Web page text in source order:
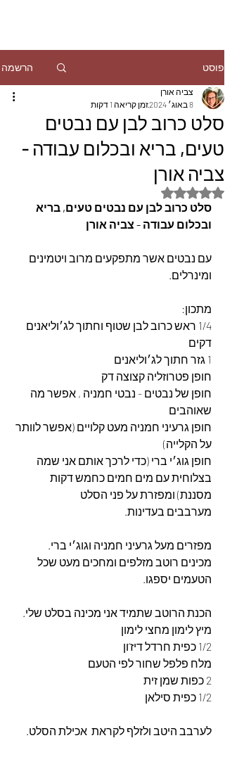
פוסט הרשמה
סלט כרוב לבן עם נבטים
טעים, בריא ובכלום עבודה -
צביה אורן
צביה אורן
8 באוג׳ 2024
זמן קריאה 1 דקות
דירוג של NaN מתוך 5 כוכבים
סלט כרוב לבן עם נבטים טעים, בריא
ובכלום עבודה - צביה אורן
עם נבטים אשר מתפקעים מרוב ויטמינים
ומינרלים.
מתכון:
1/4 ראש כרוב לבן שטוף וחתוך לג׳וליאנים
דקים
1 גזר חתוך לג׳וליאנים
חופן פטרוזליה קצוצה דק
חופן של נבטים - נבטי חמניה , אפשר מה
שאוהבים
חופן גרעיני חמניה מעט קלויים (אפשר לוותר
על הקלייה)
חופן גוג׳י ברי (כדי לרכך אותם אני שמה
בצלוחית עם מים חמים כחמש דקות
מסננת) ומפזרת על פני הסלט
מערבבים בעדינות.
מפזרים מעל גרעיני חמניה וגוג׳י ברי.
מכינים רוטב מזלפים ומחכים מעט שכל
הטעמים יספגו.
הכנת הרוטב שתמיד אני מכינה בסלט שלי.
מיץ לימון מחצי לימון
1/2 כפית חרדל דיז’ון
מלח פלפל שחור לפי הטעם
2 כפות שמן זית
1/2 כפית סילאן
לערבב היטב ולזלף לקראת  אכילת הסלט.